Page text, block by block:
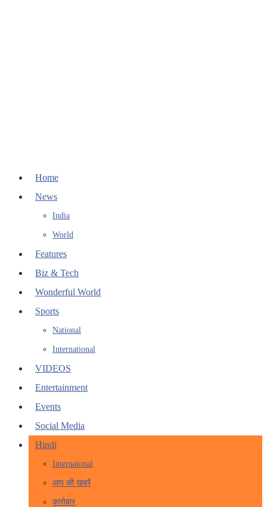
Home
News
India
World
Features
Biz & Tech
Wonderful World
Sports
National
International
VIDEOS
Entertainment
Events
Social Media
Hindi
Internaional
आप की खबरें
कारोबार